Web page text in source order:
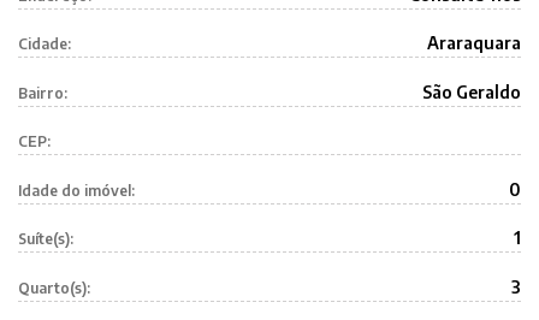
Cidade: Araraquara
Bairro: São Geraldo
CEP:
Idade do imóvel: 0
Suíte(s): 1
Quarto(s): 3